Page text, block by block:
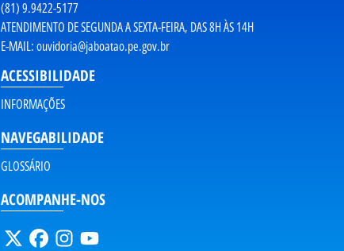
(81) 9.9422-5177
ATENDIMENTO DE SEGUNDA A SEXTA-FEIRA, DAS 8H ÀS 14H
E-MAIL:ouvidoria@jaboatao.pe.gov.br
ACESSIBILIDADE
INFORMAÇÕES
NAVEGABILIDADE
GLOSSÁRIO
ACOMPANHE-NOS